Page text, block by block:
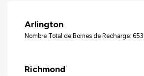
Arlington
Nombre Total de Bornes de Recharge: 653
Richmond